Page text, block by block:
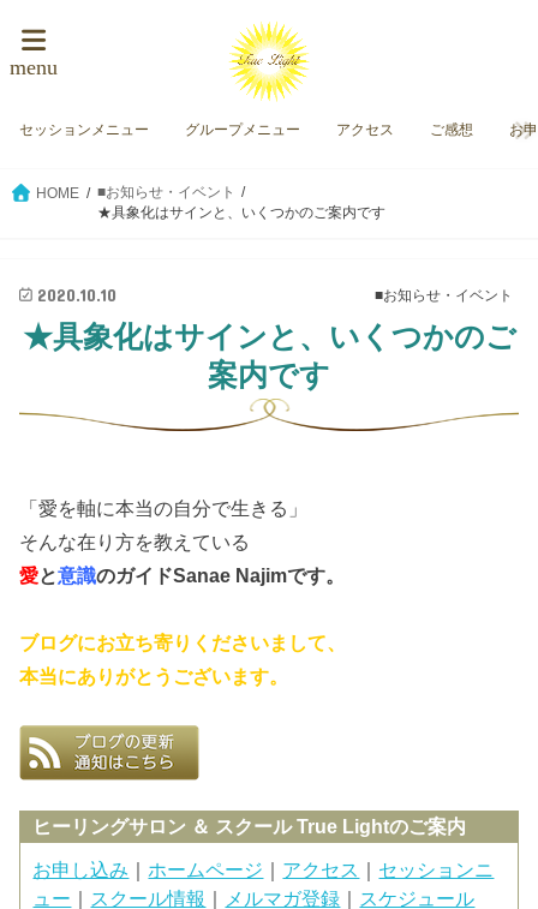
menu
セッションメニュー グループメニュー アクセス ご感想 お
HOME
■お知らせ・イベント
★具象化はサインと、いくつかのご案内です
■お知らせ・イベント
2020.10.10
★具象化はサインと、いくつかのご
案内です
「愛を軸に本当の自分で生きる」
そんな在り方を教えている
愛と意識のガイドSanae Najimです。
ブログにお立ち寄りくださいまして、
本当にありがとうございます。
ヒーリングサロン ＆ スクール True Lightのご案内
お申し込み ｜ ホームページ ｜ アクセス ｜ セッションニ
ュー ｜ スクール情報 ｜ メルマガ登録 ｜ スケジュール